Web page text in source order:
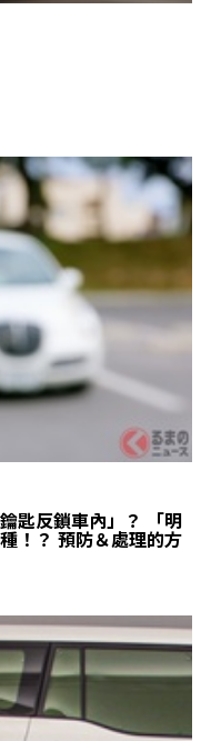
匙反鎖車內」？ 「明
！？ 預防＆處理的方